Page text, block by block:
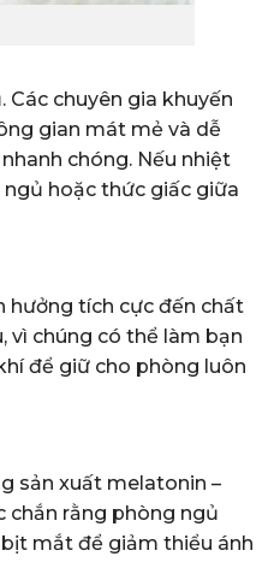
chuyên gia khuyến
gian mát mẻ và dễ
chóng. Nếu nhiệt
hoặc thức giấc giữa
hưởng tích cực đến chất
vì chúng có thể làm bạn
để giữ cho phòng luôn
sản xuất melatonin –
chắn rằng phòng ngủ
mắt để giảm thiểu ánh